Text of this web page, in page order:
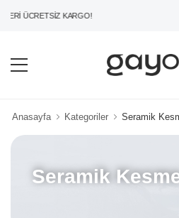
ÜCRETSİZ KARGO!
Anasayfa Kategoriler Seramik
Seramik